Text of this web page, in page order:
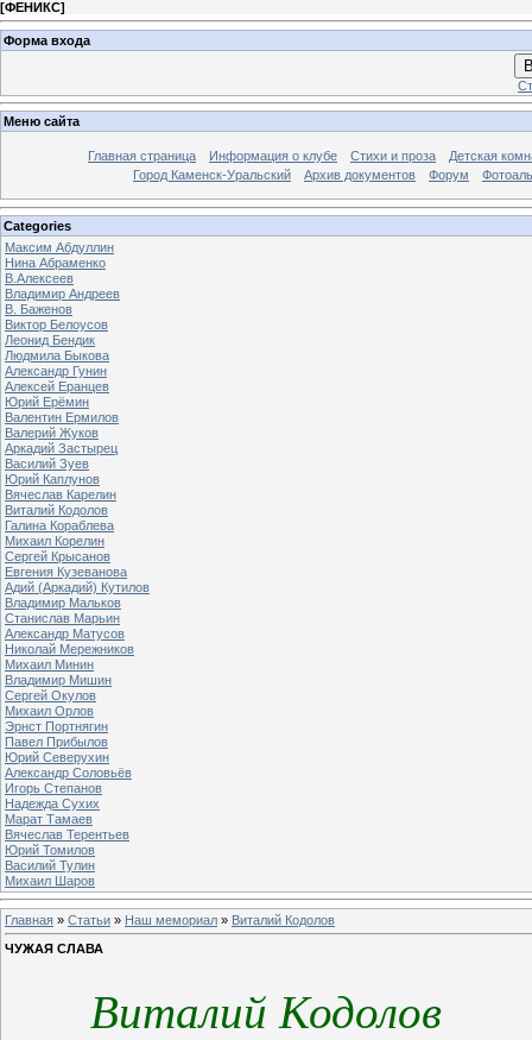
[ФЕНИКС]
Форма входа
Меню сайта
Главная страница Информация о клубе Стихи и проза
Детская
Город Каменск-Уральский
Архив документов Форум
Categories
Максим Абдуллин
Нина Абраменко
В.Алексеев
Владимир Андреев
В. Баженов
Виктор Белоусов
Леонид Бендик
Людмила Быкова
Александр Гунин
Алексей Еранцев
Юрий Ерёмин
Валентин Ермилов
Валерий Жуков
Аркадий Застырец
Василий Зуев
Юрий Каплунов
Вячеслав Карелин
Виталий Кодолов
Галина Кораблева
Михаил Корелин
Сергей Крысанов
Евгения Кузеванова
Адий (Аркадий) Кутилов
Владимир Мальков
Станислав Марьин
Александр Матусов
Николай Мережников
Михаил Минин
Владимир Мишин
Сергей Окулов
Михаил Орлов
Эрнст Портнягин
Павел Прибылов
Юрий Северухин
Александр Соловьёв
Игорь Степанов
Надежда Сухих
Марат Тамаев
Вячеслав Терентьев
Юрий Томилов
Василий Тулин
Михаил Шаров
Главная » Статьи » Наш мемориал » Виталий Кодолов
ЧУЖАЯ СЛАВА
Виталий Кодолов